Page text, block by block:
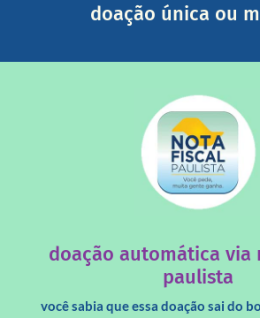
doação única ou
doação automática via
paulista
você sabia que essa doação sai do
saiba mais